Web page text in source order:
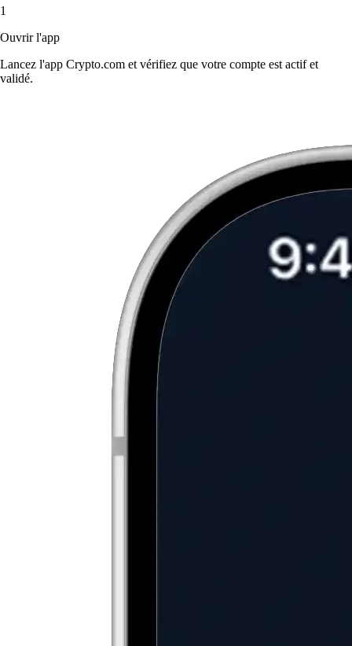
1
Ouvrir l'app
Lancez l'app Crypto.com et vérifiez que votre compte est actif et
validé.